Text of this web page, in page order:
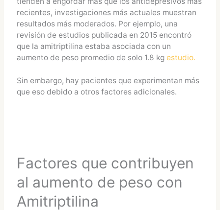
recientes, investigaciones más actuales muestran
resultados más moderados. Por ejemplo, una
revisión de estudios publicada en 2015 encontró
que la amitriptilina estaba asociada con un
aumento de peso promedio de solo 1.8 kg​ estudio.
Sin embargo, hay pacientes que experimentan más
que eso debido a otros factores adicionales.
Factores que contribuyen
al aumento de peso con
Amitriptilina